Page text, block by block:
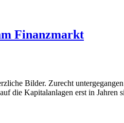
Finanzmarkt
Bilder. Zurecht
die Kapitalanlagen erst in Jahren